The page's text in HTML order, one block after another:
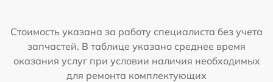
Стоимость указана за работу специалиста без учета
запчастей. В таблице указано среднее время
оказания услуг при условии наличия необходимых
для ремонта комплектующих